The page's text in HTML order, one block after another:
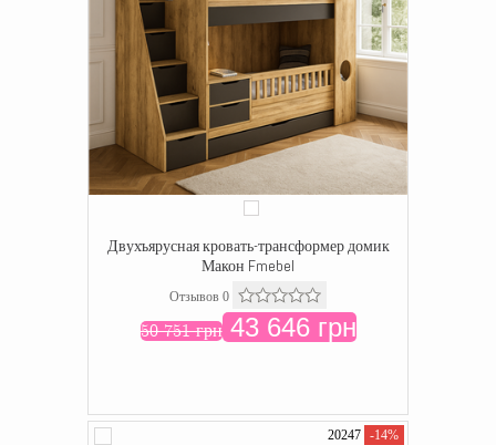
Двухъярусная кровать-трансформер домик
Макон Fmebel
Отзывов 0
50 751 грн43 646 грн
20247 -14%